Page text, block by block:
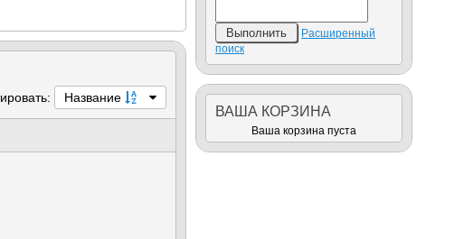
Название
Расширенный
поиск
ВАША КОРЗИНА
Ваша корзина пуста